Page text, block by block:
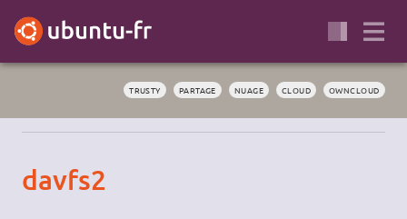
TRUSTY PARTAGE NUAGE CLOUD OWNCLOUD
davfs2